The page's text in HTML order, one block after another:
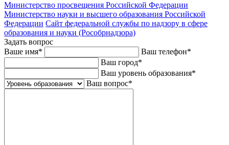
Министерство просвещения Российской Федерации
Министерство науки и высшего образования Российской
Федерации Сайт федеральной службы по надзору в сфере
образования и науки (Рособрнадзора)
Задать вопрос
Ваше имя* Ваш телефон*
Ваш город*
Ваш уровень образования*
Ваш вопрос*